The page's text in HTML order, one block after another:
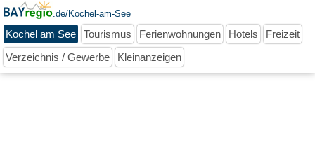
.de/Kochel-am-See
Kochel am See Tourismus Ferienwohnungen Hotels
Freizeit
Verzeichnis / Gewerbe
Kleinanzeigen